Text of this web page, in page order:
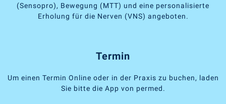
(Sensopro), Bewegung (MTT) und eine personalisierte
Erholung für die Nerven (VNS) angeboten.
Termin
Um einen Termin Online oder in der Praxis zu buchen, laden
Sie bitte die App von permed.